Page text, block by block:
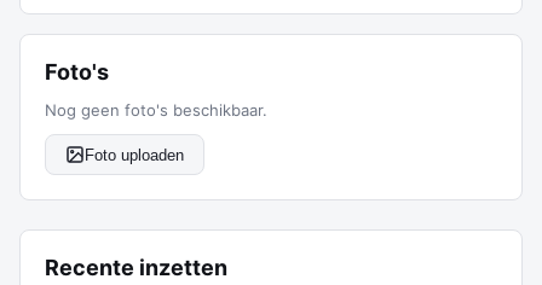
Foto's
Nog geen foto's beschikbaar.
Foto uploaden
Recente inzetten